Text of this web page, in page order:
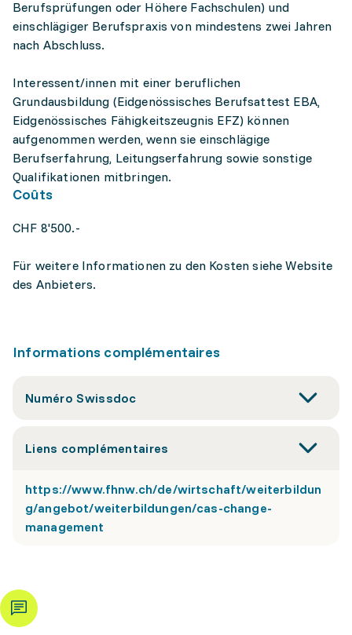
Berufsprüfungen oder Höhere Fachschulen) und
einschlägiger Berufspraxis von mindestens zwei Jahren
nach Abschluss.
Interessent/innen mit einer beruflichen
Grundausbildung (Eidgenössisches Berufsattest EBA,
Eidgenössisches Fähigkeitszeugnis EFZ) können
aufgenommen werden, wenn sie einschlägige
Berufserfahrung, Leitungserfahrung sowie sonstige
Qualifikationen mitbringen.
Coûts
CHF 8'500.-
Für weitere Informationen zu den Kosten siehe Website
des Anbieters.
Informations complémentaires
Numéro Swissdoc
Liens complémentaires
https://www.fhnw.ch/de/wirtschaft/weiterbildun
g/angebot/weiterbildungen/cas-change-
management